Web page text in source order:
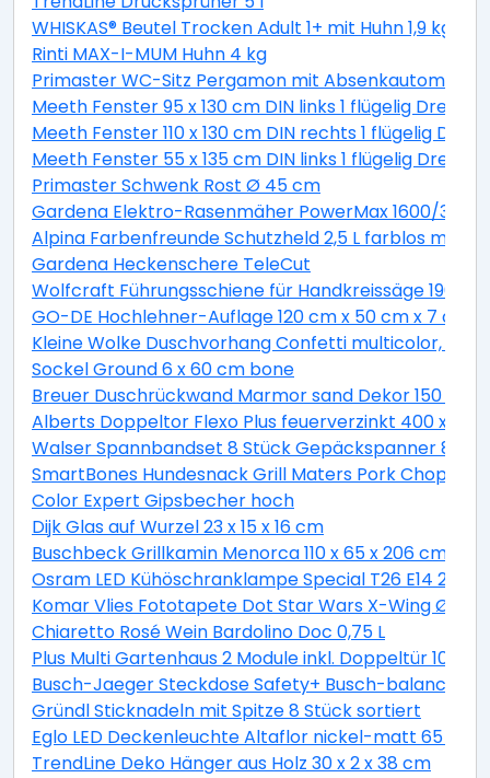
WHISKAS® Beutel Trocken Adult 1+ mit Huhn 1,9 kg 1,9
Rinti MAX-I-MUM Huhn 4 kg
Primaster WC-Sitz Pergamon mit Absenkautomatik
Meeth Fenster 95 x 130 cm DIN links 1 flügelig Dreh-
Meeth Fenster 110 x 130 cm DIN rechts 1 flügelig
Meeth Fenster 55 x 135 cm DIN links 1 flügelig Dreh-
Primaster Schwenk Rost Ø 45 cm
Gardena Elektro-Rasenmäher PowerMax 1600/37
Alpina Farbenfreunde Schutzheld 2,5 L farblos matt
Gardena Heckenschere TeleCut
Wolfcraft Führungsschiene für Handkreissäge 190 x
GO-DE Hochlehner-Auflage 120 cm x 50 cm x 7 cm,
Kleine Wolke Duschvorhang Confetti multicolor, 180
Sockel Ground 6 x 60 cm bone
Breuer Duschrückwand Marmor sand Dekor 150 x
Alberts Doppeltor Flexo Plus feuerverzinkt 400 x 160
Walser Spannbandset 8 Stück Gepäckspanner 8
SmartBones Hundesnack Grill Maters Pork Chop 3
Color Expert Gipsbecher hoch
Dijk Glas auf Wurzel 23 x 15 x 16 cm
Buschbeck Grillkamin Menorca 110 x 65 x 206 cm
Osram LED Kühöschranklampe Special T26 E14
Komar Vlies Fototapete Dot Star Wars X-Wing Ø
Chiaretto Rosé Wein Bardolino Doc 0,75 L
Plus Multi Gartenhaus 2 Module inkl. Doppeltür 10,5
Busch-Jaeger Steckdose Safety+ Busch-balance® SI,
Gründl Sticknadeln mit Spitze 8 Stück sortiert
Eglo LED Deckenleuchte Altaflor nickel-matt 65 x
TrendLine Deko Hänger aus Holz 30 x 2 x 38 cm